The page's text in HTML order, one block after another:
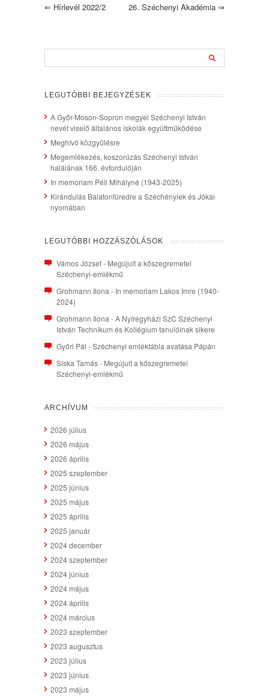
⇐ Hírlevél 2022/2 26. Széchenyi Akadémia ⇒
LEGUTÓBBI BEJEGYZÉSEK
A Győr-Moson-Sopron megyei Széchenyi István
nevét viselő általános iskolák együttműködése
Meghívó közgyűlésre
Megemlékezés, koszorúzás Széchenyi István
halálának 166. évfordulóján
In memoriam Péli Mihályné (1943-2025)
Kirándulás Balatonfüredre a Széchényiek és Jókai
nyomában
LEGUTÓBBI HOZZÁSZÓLÁSOK
Vámos József- Megújult a kőszegremetei
Széchenyi-emlékmű
Grohmann Ilona - In memoriam Lakos Imre (1940-
2024)
Grohmann Ilona -A Nyíregyházi SzC Széchenyi
István Technikum és Kollégium tanulóinak sikere
Győri Pál -Széchenyi emléktábla avatása Pápán
Siska Tamás- Megújult a kőszegremetei
Széchenyi-emlékmű
ARCHÍVUM
2026 július
2026 május
2026 április
2025 szeptember
2025 június
2025 május
2025 április
2025 január
2024 december
2024 szeptember
2024 június
2024 május
2024 április
2024 március
2023 szeptember
2023 augusztus
2023 július
2023 június
2023 május